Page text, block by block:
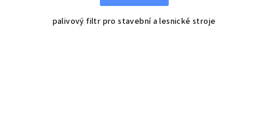
palivový filtr pro stavební a lesnické stroje